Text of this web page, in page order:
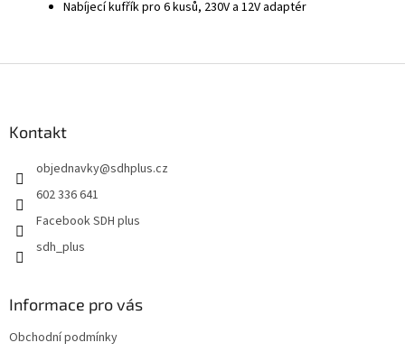
Nabíjecí kufřík pro 6 kusů, 230V a 12V adaptér
Kontakt
objednavky@sdhplus.cz
602 336 641
Facebook SDH plus
sdh_plus
Informace pro vás
Obchodní podmínky